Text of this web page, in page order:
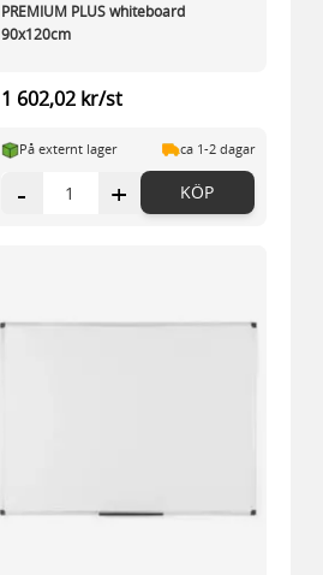
PREMIUM PLUS whiteboard
90x120cm
1 602,02 kr/st
På externt lager ca 1-2 dagar
- + KÖP